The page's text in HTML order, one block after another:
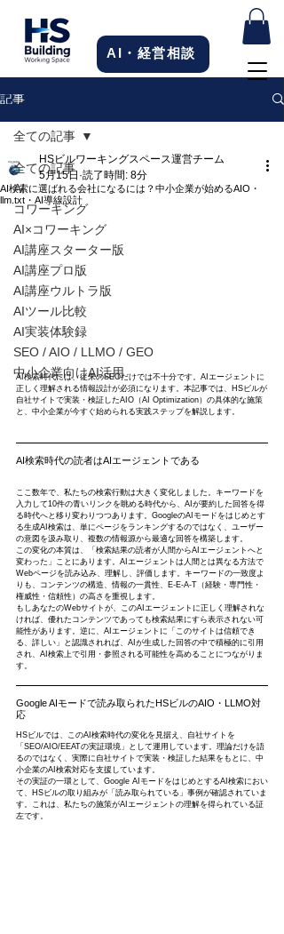
AI・経営相談
記事
全ての記事
AI
コワーキング
AI×コワーキング
AI講座スターター版
AI講座プロ版
AI講座ウルトラ版
AIツール比較
AI実装体験録
SEO / AIO / LLMO / GEO
中小企業向けAI活用
全ての記事
AI検索に選ばれる会社になるには？中小企業が始めるAIO・
llm.txt・AI導線設計
HSビルワーキングスペース運営チーム
5月15日 読了時間: 8分
AI検索時代には、従来のSEOだけでは不十分です。AIエージェントに
正しく理解される情報設計が必須になります。本記事では、HSビルが
自社サイトで実装・検証したAIO（AI Optimization）の具体的な施策
と、中小企業が今すぐ始められる実践ステップを解説します。
AI検索時代の読者はAIエージェントである
ここ数年で、私たちの検索行動は大きく変化しました。キーワードを
入力して10件の青いリンクを眺める時代から、AIが要約した回答を得
る時代へと移り変わりつつあります。GoogleのAIモードをはじめとす
る生成AI検索は、単にページをランキングするのではなく、ユーザー
の意図を汲み取り、複数の情報源から最適な回答を構築します。
この変化の本質は、「検索結果の読者が人間からAIエージェントへと
変わった」ことにあります。AIエージェントは人間とは異なる方法で
Webページを読み込み、理解し、評価します。キーワードの一致度よ
りも、コンテンツの構造、情報の一貫性、E-E-A-T（経験・専門性・
権威性・信頼性）の高さを重視します。
もしあなたのWebサイトが、このAIエージェントに正しく理解されな
ければ、優れたコンテンツであっても検索結果にすら表示されない可
能性があります。逆に、AIエージェントに「このサイトは信頼でき
る、詳しい」と認識されれば、AIが生成した回答の中で積極的に引用
され、AI検索上で引用・参照される可能性を高めることにつながりま
す。
Google AIモードで読み取られたHSビルのAIO・LLMO対
応
HSビルでは、このAI検索時代の変化を見据え、自社サイトを
「SEO/AIO/EEATの実証環境」として運用しています。理論だけを語
るのではなく、実際に自社サイトで実装・検証した結果をもとに、中
小企業のAI検索対応を支援しています。
その実証の一環として、Google AIモードをはじめとするAI検索におい
て、HSビルの取り組みが「読み取られている」事例が確認されていま
す。これは、私たちの施策がAIエージェントの理解を得られている証
左です。